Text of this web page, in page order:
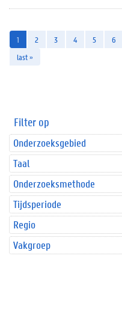
1 2 3 4 5 6
last »
Filter op
Onderzoeksgebied
Taal
Onderzoeksmethode
Tijdsperiode
Regio
Vakgroep